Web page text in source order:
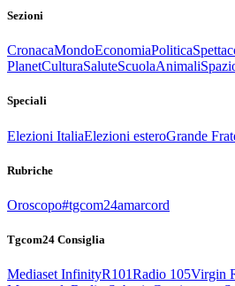
Sezioni
CronacaMondoEconomiaPolitica
PlanetCulturaSaluteScuolaAnimali
Speciali
Elezioni ItaliaElezioni esteroGrande
Rubriche
Oroscopo#tgcom24amarcord
Tgcom24 Consiglia
Mediaset InfinityR101Radio 105Virgin